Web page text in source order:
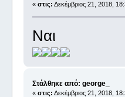
« στις: Δεκέμβριος 21, 2018,
Ναι
Στάλθηκε από: george_
« στις: Δεκέμβριος 21, 2018,